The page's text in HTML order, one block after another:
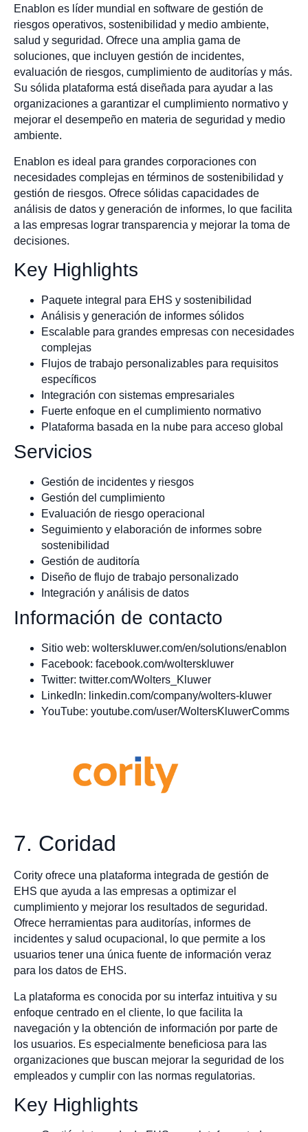
Enablon es líder mundial en software de gestión de
riesgos operativos, sostenibilidad y medio ambiente,
salud y seguridad. Ofrece una amplia gama de
soluciones, que incluyen gestión de incidentes,
evaluación de riesgos, cumplimiento de auditorías y más.
Su sólida plataforma está diseñada para ayudar a las
organizaciones a garantizar el cumplimiento normativo y
mejorar el desempeño en materia de seguridad y medio
ambiente.
Enablon es ideal para grandes corporaciones con
necesidades complejas en términos de sostenibilidad y
gestión de riesgos. Ofrece sólidas capacidades de
análisis de datos y generación de informes, lo que facilita
a las empresas lograr transparencia y mejorar la toma de
decisiones.
Key Highlights
Paquete integral para EHS y sostenibilidad
Análisis y generación de informes sólidos
Escalable para grandes empresas con necesidades
complejas
Flujos de trabajo personalizables para requisitos
específicos
Integración con sistemas empresariales
Fuerte enfoque en el cumplimiento normativo
Plataforma basada en la nube para acceso global
Servicios
Gestión de incidentes y riesgos
Gestión del cumplimiento
Evaluación de riesgo operacional
Seguimiento y elaboración de informes sobre
sostenibilidad
Gestión de auditoría
Diseño de flujo de trabajo personalizado
Integración y análisis de datos
Información de contacto
Sitio web: wolterskluwer.com/en/solutions/enablon
Facebook: facebook.com/wolterskluwer
Twitter: twitter.com/Wolters_Kluwer
LinkedIn: linkedin.com/company/wolters-kluwer
YouTube: youtube.com/user/WoltersKluwerComms
7. Coridad
Cority ofrece una plataforma integrada de gestión de
EHS que ayuda a las empresas a optimizar el
cumplimiento y mejorar los resultados de seguridad.
Ofrece herramientas para auditorías, informes de
incidentes y salud ocupacional, lo que permite a los
usuarios tener una única fuente de información veraz
para los datos de EHS.
La plataforma es conocida por su interfaz intuitiva y su
enfoque centrado en el cliente, lo que facilita la
navegación y la obtención de información por parte de
los usuarios. Es especialmente beneficiosa para las
organizaciones que buscan mejorar la seguridad de los
empleados y cumplir con las normas regulatorias.
Key Highlights